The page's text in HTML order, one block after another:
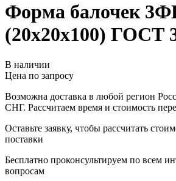
Форма балочек
(20х20х100) ГОСТ
В наличии
Цена по запросу
Возможна доставка в любой регион
СНГ. Рассчитаем время и стоимость
Оставьте заявку, чтобы рассчитать
поставки
Бесплатно проконсультируем по всем
вопросам